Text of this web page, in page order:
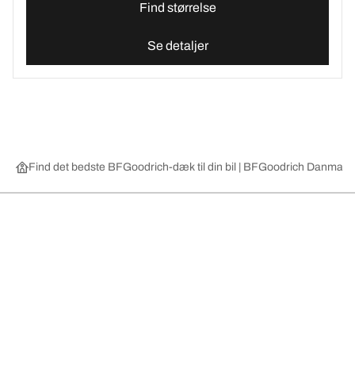
Find størrelse
Se detaljer
Find det bedste BFGoodrich-dæk til din bil | BFGoodrich Danmark